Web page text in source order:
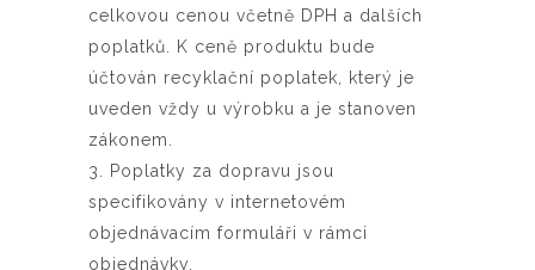
celkovou cenou včetně DPH a dalších
poplatků. K ceně produktu bude
účtován recyklační poplatek, který je
uveden vždy u výrobku a je stanoven
zákonem.
3. Poplatky za dopravu jsou
specifikovány v internetovém
objednávacím formuláři v rámci
objednávky.